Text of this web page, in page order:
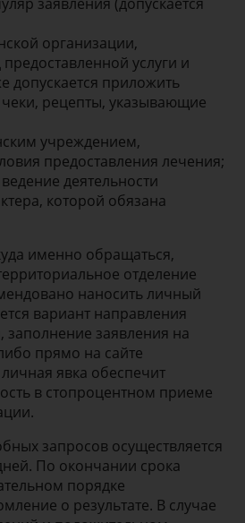
организации,
услуги и
допускается приложить
рецепты, указывающие
учреждением,
предоставления лечения;
деятельности
которой обязана
именно обращаться,
отделение
наносить личный
вариант направления
заполнение заявления на
прямо на сайте
явка обеспечит
в стопроцентном приеме
запросов осуществляется
По окончании срока
порядке
о результате. В случае